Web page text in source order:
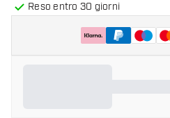
Reso entro 30 giorni